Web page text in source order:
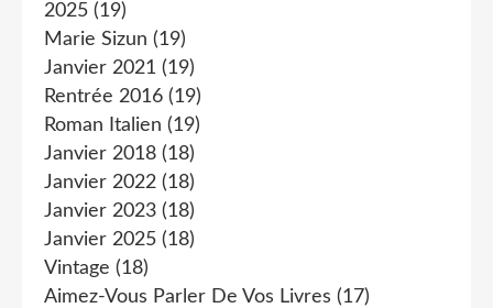
2025 (19)
Marie Sizun (19)
Janvier 2021 (19)
Rentrée 2016 (19)
Roman Italien (19)
Janvier 2018 (18)
Janvier 2022 (18)
Janvier 2023 (18)
Janvier 2025 (18)
Vintage (18)
Aimez-Vous Parler De Vos Livres (17)